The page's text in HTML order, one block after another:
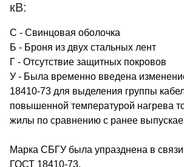
кВ:
С - Свинцовая оболочка
Б - Броня из двух стальных лент
Г - Отсутствие защитных покровов
У - Была временно введена
18410-73 для выделения группы
повышенной температурой нагрева
жилы по сравнению с ранее
Марка СБГУ была упразднена в
ГОСТ 18410-73.